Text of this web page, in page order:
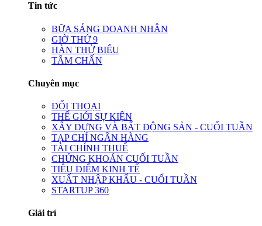
Tin tức
BỮA SÁNG DOANH NHÂN
GIỜ THỨ 9
HÀN THỬ BIỂU
TÂM CHẤN
Chuyên mục
ĐỐI THOẠI
THẾ GIỚI SỰ KIỆN
XÂY DỰNG VÀ BẤT ĐỘNG SẢN - CUỐI TUẦN
TẠP CHÍ NGÂN HÀNG
TÀI CHÍNH THUẾ
CHỨNG KHOÁN CUỐI TUẦN
TIÊU ĐIỂM KINH TẾ
XUẤT NHẬP KHẨU - CUỐI TUẦN
STARTUP 360
Giải trí